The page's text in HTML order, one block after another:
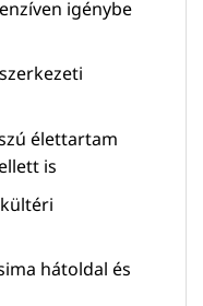
igénybe
élettartam
is
hátoldal és